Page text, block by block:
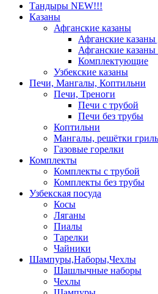
Тандыры NEW!!!
Казаны
Афганские казаны
Афганские
Афганские
Комплектующие
Узбекские казаны
Печи, Мангалы, Коптильни
Печи, Треноги
Печи с трубой
Печи без трубы
Коптильни
Мангалы, решётки гриль
Газовые горелки
Комплекты
Комплекты с трубой
Комплекты без трубы
Узбекская посуда
Косы
Ляганы
Пиалы
Тарелки
Чайники
Шампуры,Наборы,Чехлы
Шашлычные наборы
Чехлы